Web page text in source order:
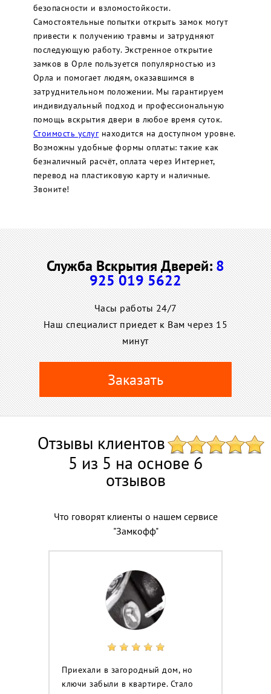
безопасности и взломостойкости.
Самостоятельные попытки открыть замок могут
привести к получению травмы и затрудняют
последующую работу. Экстренное открытие
замков в Орле пользуется популярностью из
Орла и помогает людям, оказавшимся в
затруднительном положении. Мы гарантируем
индивидуальный подход и профессиональную
помощь вскрытия двери в любое время суток.
Стоимость услугнаходится на доступном уровне.
Возможны удобные формы оплаты: такие как
безналичный расчёт, оплата через Интернет,
перевод на пластиковую карту и наличные.
Звоните!
Служба Вскрытия Дверей:8
925 019 5622
Часы работы 24/7
Наш специалист приедет к Вам через 15
минут
Заказать
Отзывы клиентов
5 из 5 на основе 6
отзывов
Что говорят клиенты о нашем сервисе
"Замкофф"
Приехали в загородный дом, но
ключи забыли в квартире. Стало